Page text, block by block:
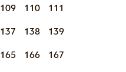
109 110 111
137 138 139
165 166 167